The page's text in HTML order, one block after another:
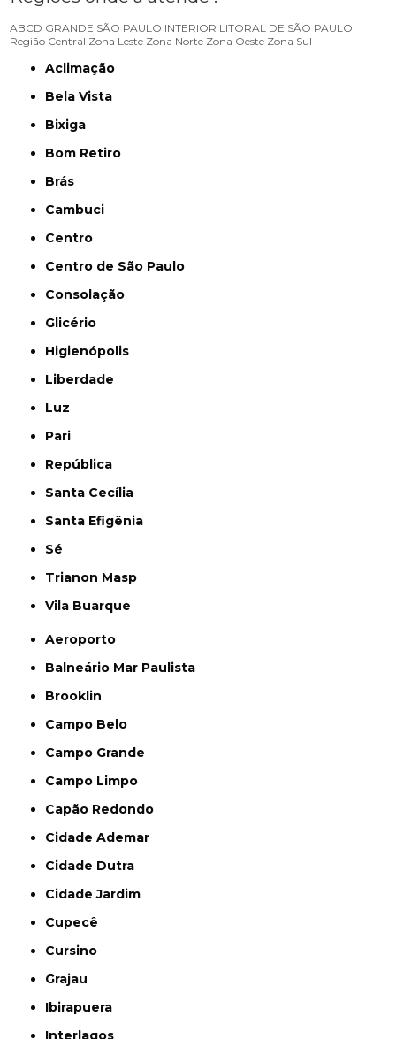
ABCD GRANDE SÃO PAULO INTERIOR LITORAL DE SÃO PAULO
Região Central Zona Leste Zona Norte Zona Oeste Zona Sul
Aclimação
Bela Vista
Bixiga
Bom Retiro
Brás
Cambuci
Centro
Centro de São Paulo
Consolação
Glicério
Higienópolis
Liberdade
Luz
Pari
República
Santa Cecília
Santa Efigênia
Sé
Trianon Masp
Vila Buarque
Aeroporto
Balneário Mar Paulista
Brooklin
Campo Belo
Campo Grande
Campo Limpo
Capão Redondo
Cidade Ademar
Cidade Dutra
Cidade Jardim
Cupecê
Cursino
Grajau
Ibirapuera
Interlagos